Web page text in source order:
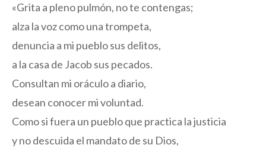
«Grita a pleno pulmón, no te contengas;
alza la voz como una trompeta,
denuncia a mi pueblo sus delitos,
a la casa de Jacob sus pecados.
Consultan mi oráculo a diario,
desean conocer mi voluntad.
Como si fuera un pueblo que practica la justicia
y no descuida el mandato de su Dios,